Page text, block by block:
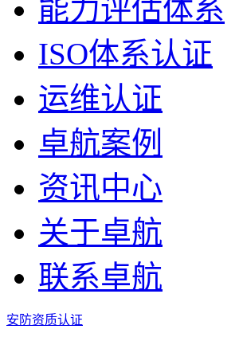
能力评估体系
ISO体系认证
运维认证
卓航案例
资讯中心
关于卓航
联系卓航
安防资质认证